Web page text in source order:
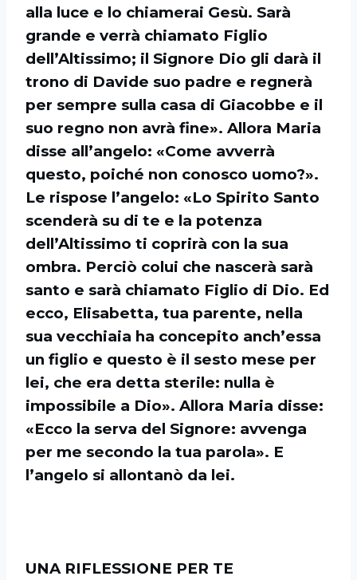
alla luce e lo chiamerai Gesù. Sarà
grande e verrà chiamato Figlio
dell’Altissimo; il Signore Dio gli darà il
trono di Davide suo padre e regnerà
per sempre sulla casa di Giacobbe e il
suo regno non avrà fine». Allora Maria
disse all’angelo: «Come avverrà
questo, poiché non conosco uomo?».
Le rispose l’angelo: «Lo Spirito Santo
scenderà su di te e la potenza
dell’Altissimo ti coprirà con la sua
ombra. Perciò colui che nascerà sarà
santo e sarà chiamato Figlio di Dio. Ed
ecco, Elisabetta, tua parente, nella
sua vecchiaia ha concepito anch’essa
un figlio e questo è il sesto mese per
lei, che era detta sterile: nulla è
impossibile a Dio». Allora Maria disse:
«Ecco la serva del Signore: avvenga
per me secondo la tua parola». E
l’angelo si allontanò da lei.
UNA RIFLESSIONE PER TE